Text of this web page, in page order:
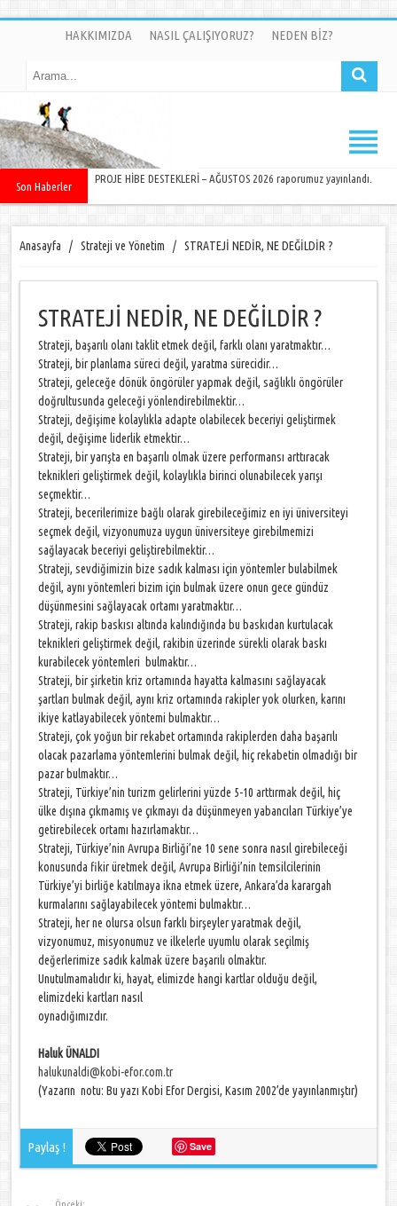
HAKKIMIZDA NASIL ÇALIŞIYORUZ? NEDEN BİZ?
Son Haberler
PROJE HİBE DESTEKLERİ – AĞUSTOS 2026 raporumuz yayınlandı.
Anasayfa / Strateji ve Yönetim / STRATEJİ NEDİR, NE DEĞİLDİR ?
STRATEJİ NEDİR, NE DEĞİLDİR ?
Strateji, başarılı olanı taklit etmek değil, farklı olanı yaratmaktır…
Strateji, bir planlama süreci değil, yaratma sürecidir…
Strateji, geleceğe dönük öngörüler yapmak değil, sağlıklı öngörüler
doğrultusunda geleceği yönlendirebilmektir…
Strateji, değişime kolaylıkla adapte olabilecek beceriyi geliştirmek
değil, değişime liderlik etmektir…
Strateji, bir yarışta en başarılı olmak üzere performansı arttıracak
teknikleri geliştirmek değil, kolaylıkla birinci olunabilecek yarışı
seçmektir…
Strateji, becerilerimize bağlı olarak girebileceğimiz en iyi üniversiteyi
seçmek değil, vizyonumuza uygun üniversiteye girebilmemizi
sağlayacak beceriyi geliştirebilmektir…
Strateji, sevdiğimizin bize sadık kalması için yöntemler bulabilmek
değil, aynı yöntemleri bizim için bulmak üzere onun gece gündüz
düşünmesini sağlayacak ortamı yaratmaktır…
Strateji, rakip baskısı altında kalındığında bu baskıdan kurtulacak
teknikleri geliştirmek değil, rakibin üzerinde sürekli olarak baskı
kurabilecek yöntemleri bulmaktır…
Strateji, bir şirketin kriz ortamında hayatta kalmasını sağlayacak
şartları bulmak değil, aynı kriz ortamında rakipler yok olurken, karını
ikiye katlayabilecek yöntemi bulmaktır…
Strateji, çok yoğun bir rekabet ortamında rakiplerden daha başarılı
olacak pazarlama yöntemlerini bulmak değil, hiç rekabetin olmadığı bir
pazar bulmaktır…
Strateji, Türkiye’nin turizm gelirlerini yüzde 5-10 arttırmak değil, hiç
ülke dışına çıkmamış ve çıkmayı da düşünmeyen yabancıları Türkiye’ye
getirebilecek ortamı hazırlamaktır…
Strateji, Türkiye’nin Avrupa Birliği’ne 10 sene sonra nasıl girebileceği
konusunda fikir üretmek değil, Avrupa Birliği’nin temsilcilerinin
Türkiye’yi birliğe katılmaya ikna etmek üzere, Ankara’da karargah
kurmalarını sağlayabilecek yöntemi bulmaktır…
Strateji, her ne olursa olsun farklı birşeyler yaratmak değil,
vizyonumuz, misyonumuz ve ilkelerle uyumlu olarak seçilmiş
değerlerimize sadık kalmak üzere başarılı olmaktır.
Unutulmamalıdır ki, hayat, elimizde hangi kartlar olduğu değil,
elimizdeki kartları nasıl
oynadığımızdır.
Haluk ÜNALDI
halukunaldi@kobi-efor.com.tr
(Yazarın notu: Bu yazı Kobi Efor Dergisi, Kasım 2002’de yayınlanmıştır)
Paylaş ! Save